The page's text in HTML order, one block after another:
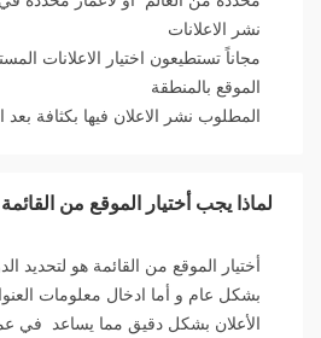
نشر الاعلانات
مجاناً تستطيعون اختيار الاعلانات
الموقع بالمنطقة
المطلوب نشر الاعلان فيها بكثافة بعد
لماذا يجب أختيار الموقع من
أختيار الموقع من القائمة هو لتحديد
بشكل عام و أما ادخال معلومات
الأعلان بشكل دقيق مما يساعد في